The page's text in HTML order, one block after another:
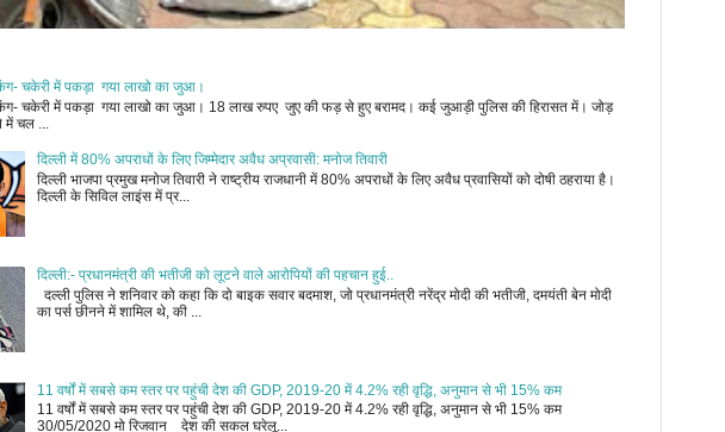
चकेरी में पकड़ा गया लाखो का जुआ।
चकेरी में पकड़ा गया लाखो का जुआ। 18 लाख रुपए जुए की फड़ से हुए बरामद। कई जुआड़ी पुलिस की हिरासत में। जोड़
में चल ...
दिल्ली में 80% अपराधों के लिए जिम्मेदार अवैध अप्रवासी: मनोज तिवारी
दिल्ली भाजपा प्रमुख मनोज तिवारी ने राष्ट्रीय राजधानी में 80% अपराधों के लिए अवैध प्रवासियों को दोषी ठहराया है।
दिल्ली के सिविल लाइंस में प्र...
दिल्ली:- प्रधानमंत्री की भतीजी को लूटने वाले आरोपियों की पहचान हुई..
दल्ली पुलिस ने शनिवार को कहा कि दो बाइक सवार बदमाश, जो प्रधानमंत्री नरेंद्र मोदी की भतीजी, दमयंती बेन मोदी
का पर्स छीनने में शामिल थे, की ...
11 वर्षों में सबसे कम स्तर पर पहुंची देश की GDP, 2019-20 में 4.2% रही वृद्धि, अनुमान से भी 15% कम
11 वर्षों में सबसे कम स्तर पर पहुंची देश की GDP, 2019-20 में 4.2% रही वृद्धि, अनुमान से भी 15% कम
30/05/2020 मो रिजवान देश की सकल घरेलू...